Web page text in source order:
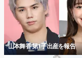
山本舞香 第1子出産を報告